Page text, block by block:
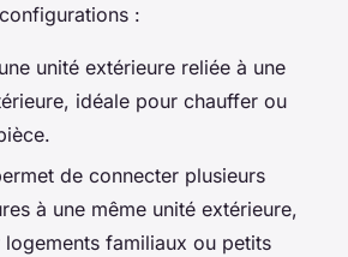
:
unité extérieure reliée à une
idéale pour chauffer ou
de connecter plusieurs
à une même unité extérieure,
familiaux ou petits